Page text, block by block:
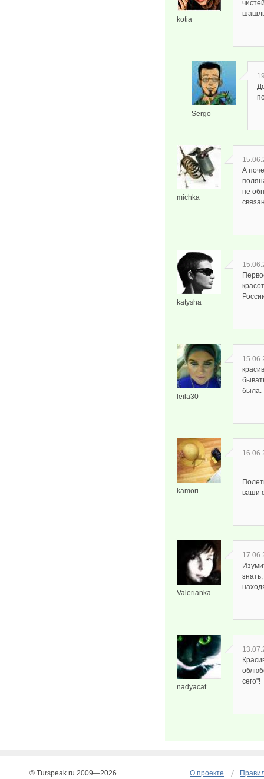
kotia
Sergo
michka
А
не
katysha
leila30
была.
kamori
ваши
Valerianka
nadyacat
сего"!
О проекте
© Turspeak.ru 2009—2026